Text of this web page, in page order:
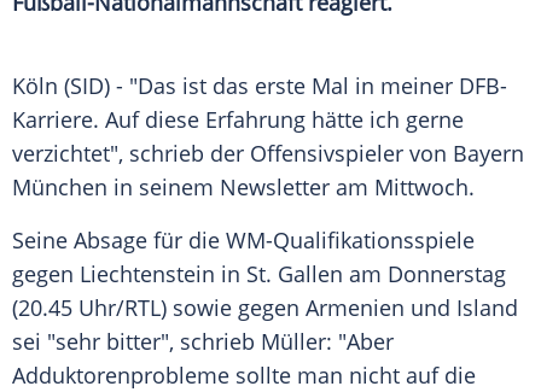
Köln (SID) - "Das ist das erste Mal in meiner DFB-
Karriere. Auf diese Erfahrung hätte ich gerne
verzichtet", schrieb der Offensivspieler von Bayern
München in seinem Newsletter am Mittwoch.
Seine Absage für die WM-Qualifikationsspiele
gegen Liechtenstein in St. Gallen am Donnerstag
(20.45 Uhr/RTL) sowie gegen Armenien und Island
sei "sehr bitter", schrieb Müller: "Aber
Adduktorenprobleme sollte man nicht auf die